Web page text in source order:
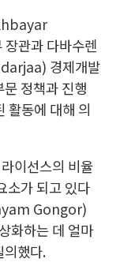
관과 다바수렌
경제개발
정책과 진행
활동에 대해 의
이선스의 비율
소가 되고 있다
Gongor)
화하는 데 얼마
의했다.